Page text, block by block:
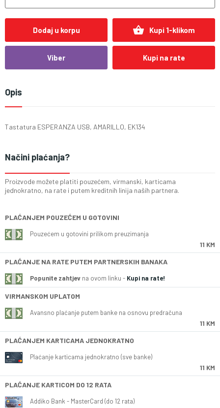
Dodaj u korpu shopping_basket Kupi 1-klikom
Viber Kupi na rate
Opis
Tastatura ESPERANZA USB, AMARILLO, EK134
Načini plaćanja?
Proizvode možete platiti pouzećem, virmanski, karticama
jednokratno, na rate i putem kreditnih linija naših partnera.
PLAĆANJEM POUZEĆEM U GOTOVINI
Pouzećem u gotovini prilikom preuzimanja
11 KM
PLAĆANJE NA RATE PUTEM PARTNERSKIH BANAKA
Popunite zahtjev na ovom linku - Kupi na rate!
VIRMANSKOM UPLATOM
Avansno plaćanje putem banke na osnovu predračuna
11 KM
PLAĆANJEM KARTICAMA JEDNOKRATNO
Plaćanje karticama jednokratno (sve banke)
11 KM
PLAĆANJE KARTICOM DO 12 RATA
Addiko Bank - MasterCard (do 12 rata)